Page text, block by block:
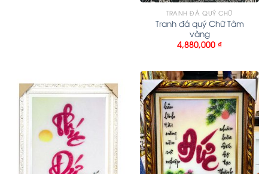
TRANH ĐÁ QUÝ CHỮ
Tranh đá quý Chữ Tâm
vàng
4,880,000 ₫